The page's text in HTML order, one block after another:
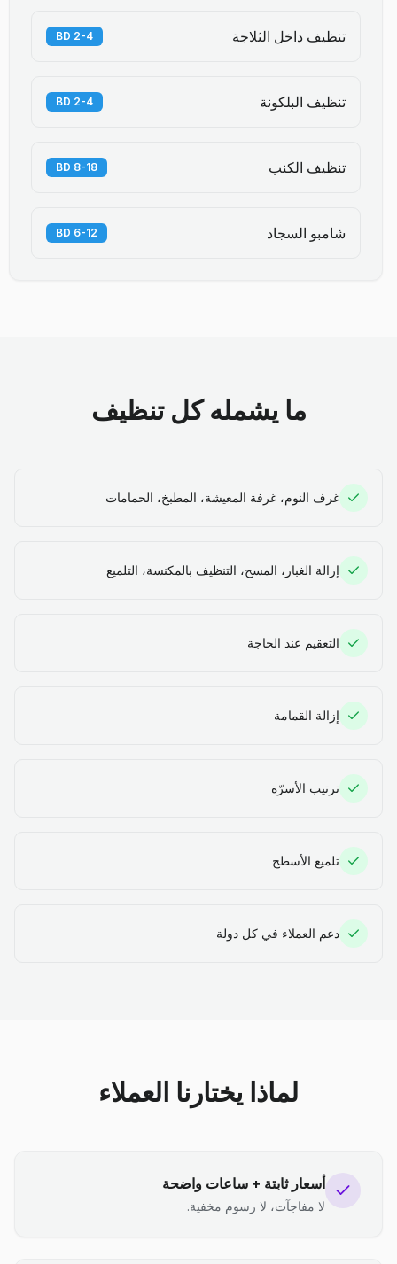
تنظيف داخل الثلاجة 2-4 BD
تنظيف البلكونة 2-4 BD
تنظيف الكنب 8-18 BD
شامبو السجاد 6-12 BD
ما يشمله كل تنظيف
غرف النوم، غرفة المعيشة، المطبخ، الحمامات
إزالة الغبار، المسح، التنظيف بالمكنسة، التلميع
التعقيم عند الحاجة
إزالة القمامة
ترتيب الأسرّة
تلميع الأسطح
دعم العملاء في كل دولة
لماذا يختارنا العملاء
أسعار ثابتة + ساعات واضحة
لا مفاجآت، لا رسوم مخفية.